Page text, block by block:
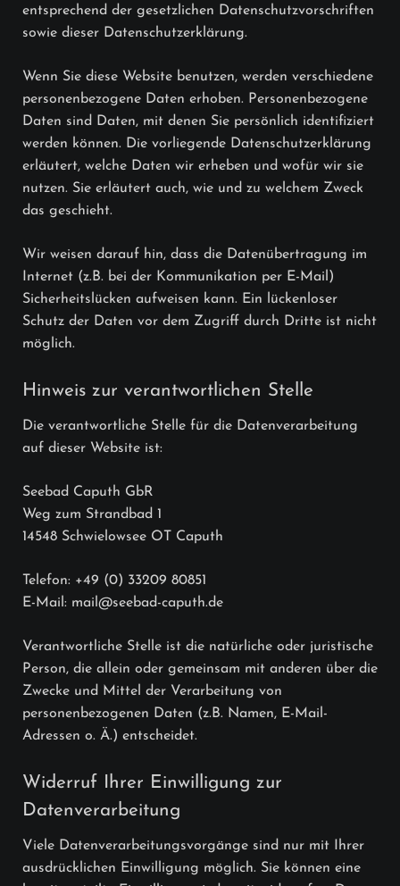
entsprechend der gesetzlichen Datenschutzvorschriften
sowie dieser Datenschutzerklärung.
Wenn Sie diese Website benutzen, werden verschiedene
personenbezogene Daten erhoben. Personenbezogene
Daten sind Daten, mit denen Sie persönlich identifiziert
werden können. Die vorliegende Datenschutzerklärung
erläutert, welche Daten wir erheben und wofür wir sie
nutzen. Sie erläutert auch, wie und zu welchem Zweck
das geschieht.
Wir weisen darauf hin, dass die Datenübertragung im
Internet (z.B. bei der Kommunikation per E-Mail)
Sicherheitslücken aufweisen kann. Ein lückenloser
Schutz der Daten vor dem Zugriff durch Dritte ist nicht
möglich.
Hinweis zur verantwortlichen Stelle
Die verantwortliche Stelle für die Datenverarbeitung
auf dieser Website ist:
Seebad Caputh GbR
Weg zum Strandbad 1
14548 Schwielowsee OT Caputh
Telefon: +49 (0) 33209 80851
E-Mail: mail@seebad-caputh.de
Verantwortliche Stelle ist die natürliche oder juristische
Person, die allein oder gemeinsam mit anderen über die
Zwecke und Mittel der Verarbeitung von
personenbezogenen Daten (z.B. Namen, E-Mail-
Adressen o. Ä.) entscheidet.
Widerruf Ihrer Einwilligung zur
Datenverarbeitung
Viele Datenverarbeitungsvorgänge sind nur mit Ihrer
ausdrücklichen Einwilligung möglich. Sie können eine